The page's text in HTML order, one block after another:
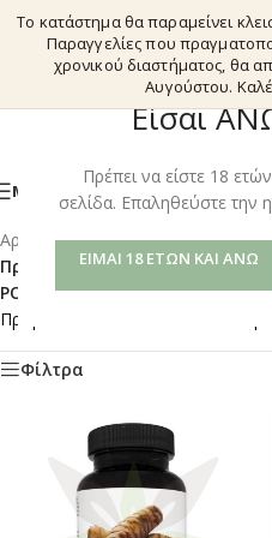
Είσαι
Πρέπει να είστε 18
σελίδα. Επαληθεύστε την
ΕΊΜΑΙ 18 ΕΤΏΝ ΚΑΙ ΆΝΩ
Το κατάστημα θα παραμείνει
Παραγγελίες που
χρονικού διαστήματος, θα
Αυγούστου.
ΜΕΝΟΎ
Αρχική σελίδα/Shop/
Προϊόντα με ετικέτα “TR
POTENTIATORS”
Προβάλλονται όλα - 2
Φίλτρα